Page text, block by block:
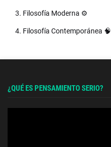
3. Filosofía Moderna ⚙️
4. Filosofía Contemporánea 🧠
¿QUÉ ES PENSAMIENTO SERIO?